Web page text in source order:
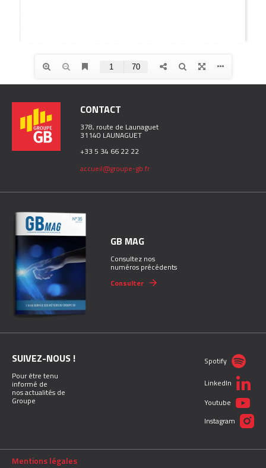
CONTACT
378, route de Launaguet
31140 LAUNAGUET
+33 5 34 66 22 22
accueil@groupe-gb.fr
GB MAG
Consultez nos
numéros précédents
Consulter
SUIVEZ-NOUS !
Pour être tenu
informé de
nos actualités de
Groupe
Spotify
LinkedIn
Youtube
Instagram
Mentions légales